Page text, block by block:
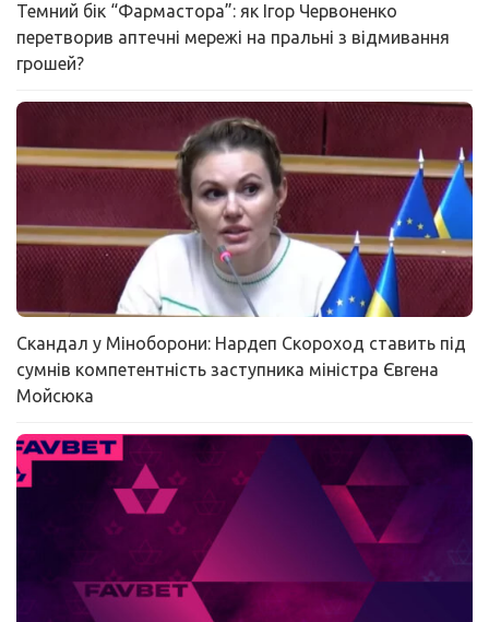
Темний бік “Фармастора”: як Ігор Червоненко
перетворив аптечні мережі на пральні з відмивання
грошей?
Скандал у Міноборони: Нардеп Скороход ставить під
сумнів компетентність заступника міністра Євгена
Мойсюка